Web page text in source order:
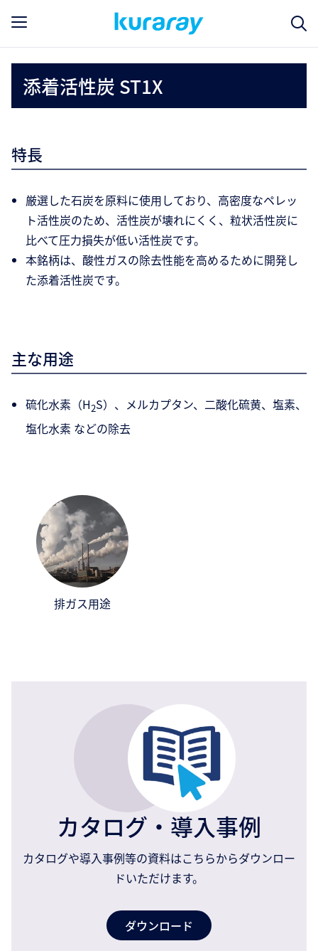
添着活性炭 ST1X
特長
厳選した石炭を原料に使用しており、高密度なペレッ
ト活性炭のため、活性炭が壊れにくく、粒状活性炭に
比べて圧力損失が低い活性炭です。
本銘柄は、酸性ガスの除去性能を高めるために開発し
た添着活性炭です。
主な用途
硫化水素（H2S）、メルカプタン、二酸化硫黄、塩素、
塩化水素 などの除去
排ガス用途
カタログ・導入事例
カタログや導入事例等の資料はこちらからダウンロー
ドいただけます。
ダウンロード